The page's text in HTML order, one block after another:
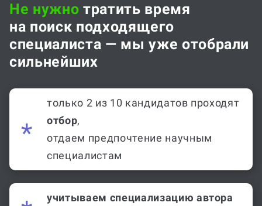
Не нужно тратить время
на поиск подходящего
специалиста — мы уже отобрали
сильнейших
только 2 из 10 кандидатов проходят
отбор,
отдаем предпочтение научным
специалистам
учитываем специализацию автора